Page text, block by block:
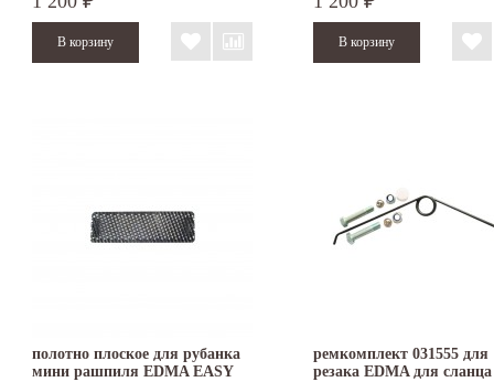
полотно плоское для рубанка
мини рашпиля EDMA EASY
ремкомплект 031555 для
резака EDMA для